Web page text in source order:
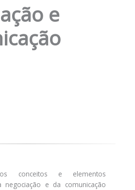
e
conceitos e elementos
negociação e da comunicação